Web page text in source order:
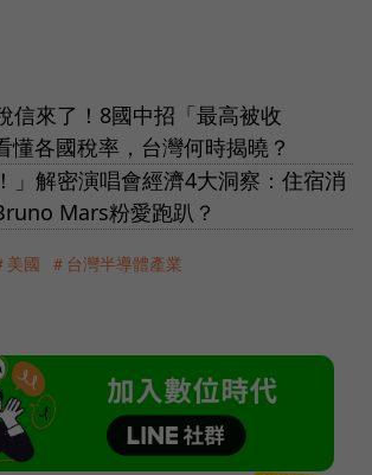
信來了！8國中招「最高被收
懂各國稅率，台灣何時揭曉？
」解密演唱會經濟4大洞察：住宿消
Mars粉愛跑趴？
美國 ＃台灣半導體產業